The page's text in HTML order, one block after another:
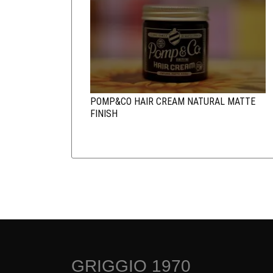
POMP&CO HAIR CREAM NATURAL MATTE
FINISH
GRIGGIO 1970